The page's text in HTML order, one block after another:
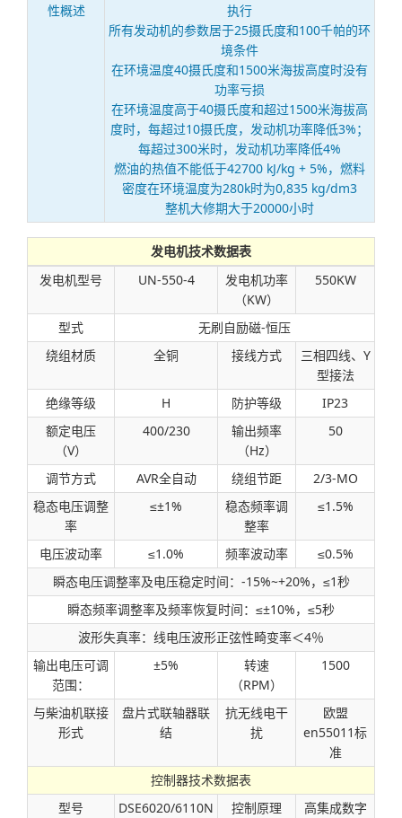
性概述
执行
所有发动机的参数居于25摄氏度和100千帕的环
境条件
在环境温度40摄氏度和1500米海拔高度时没有
功率亏损
在环境温度高于40摄氏度和超过1500米海拔高
度时，每超过10摄氏度，发动机功率降低3%；
每超过300米时，发动机功率降低4%
燃油的热值不能低于42700 kJ/kg + 5%，燃料
密度在环境温度为280k时为0,835 kg/dm3
整机大修期大于20000小时
发电机技术数据表
发电机型号
UN-550-4
发电机功率
（KW）
550KW
型式
无刷自励磁-恒压
绕组材质
全铜 接线方式
三相四线、Y
型接法
绝缘等级
H 防护等级
IP23
额定电压
（V）
400/230
输出频率
（Hz）
50
调节方式 AVR全自动 绕组节距
2/3-MO
稳态电压调整
率
≤±1%
稳态频率调
整率
≤1.5%
电压波动率 ≤1.0% 频率波动率
≤0.5%
瞬态电压调整率及电压稳定时间：-15%~+20%，≤1秒
瞬态频率调整率及频率恢复时间：≤±10%，≤5秒
波形失真率：线电压波形正弦性畸变率＜4％
输出电压可调
范围：
±5%
转速
（RPM）
1500
与柴油机联接
形式
盘片式联轴器联
结
抗无线电干
扰
欧盟
en55011标
准
控制器技术数据表
型号
DSE6020/6110N 控制原理
高集成数字